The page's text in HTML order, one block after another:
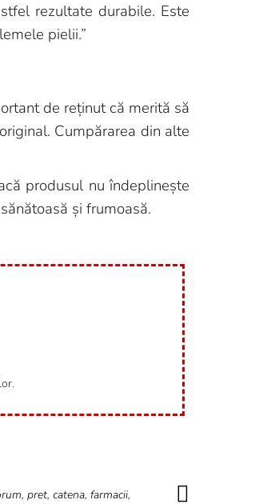
rezultate durabile. Este
pielii.”
de reținut că merită să
Cumpărarea din alte
produsul nu îndeplinește
și frumoasă.
pret, catena, farmacii,